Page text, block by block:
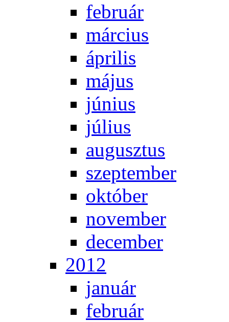
feb­ru­ár
már­ci­us
áp­ri­lis
má­jus
jú­ni­us
jú­li­us
au­gusz­tus
szep­tem­ber
ok­tó­ber
no­vem­ber
de­cem­ber
2012
ja­nu­ár
feb­ru­ár